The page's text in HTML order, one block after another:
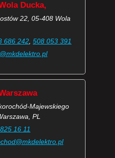
Ducka,
22, 05-408 Wola
686 242 508 053 391
Majewskiego
PL
16 11